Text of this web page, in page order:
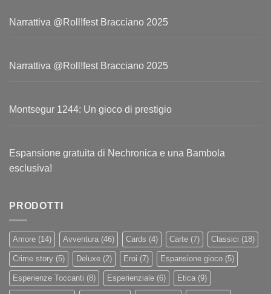
Narrattiva @Roll!fest Bracciano 2025
Narrattiva @Roll!fest Bracciano 2025
Montsegur 1244: Un gioco di prestigio
Espansione gratuita di Nechronica e una Bambola
esclusiva!
PRODOTTI
Amore (14) Avventura (46) Cards (4) Carte (7) Classici (18)
Crime story (5) Deluxe (2) Eroi (7) Espansione gioco (5)
Esperienze Toccanti (8) Esperienziale (6) Etica (9)